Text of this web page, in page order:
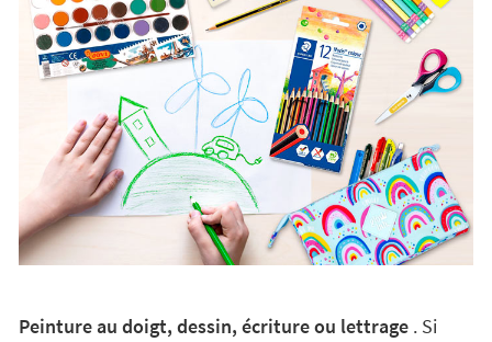
Peinture au doigt, dessin, écriture ou lettrage. Si